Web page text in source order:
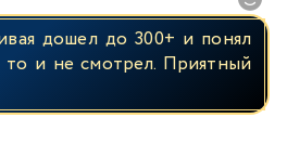
дошел до 300+ и понял
то и не смотрел. Приятный